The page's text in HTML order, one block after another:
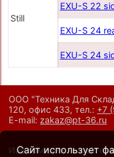
Still
EXU-S 22
EXU-S 24
EXU-S 24
ООО "Техника Для
120, офис 433,тел.: +7
E-mail: zakaz@pt-36.ru
Информация на сайте
Сайт использует